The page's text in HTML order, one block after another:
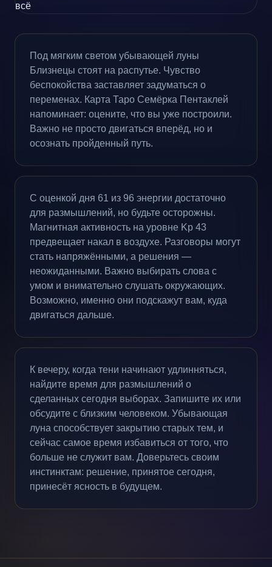
Под мягким светом убывающей луны
Близнецы стоят на распутье. Чувство
беспокойства заставляет задуматься о
переменах. Карта Таро Семёрка Пентаклей
напоминает: оцените, что вы уже построили.
Важно не просто двигаться вперёд, но и
осознать пройденный путь.
С оценкой дня 61 из 96 энергии достаточно
для размышлений, но будьте осторожны.
Магнитная активность на уровне Kp 43
предвещает накал в воздухе. Разговоры могут
стать напряжёнными, а решения —
неожиданными. Важно выбирать слова с
умом и внимательно слушать окружающих.
Возможно, именно они подскажут вам, куда
двигаться дальше.
К вечеру, когда тени начинают удлинняться,
найдите время для размышлений о
сделанных сегодня выборах. Запишите их или
обсудите с близким человеком. Убывающая
луна способствует закрытию старых тем, и
сейчас самое время избавиться от того, что
больше не служит вам. Доверьтесь своим
инстинктам: решение, принятое сегодня,
принесёт ясность в будущем.